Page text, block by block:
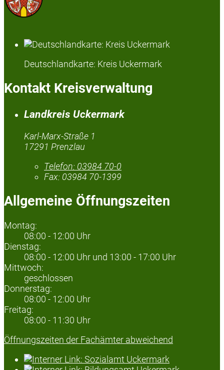
Deutschlandkarte: Kreis Uckermark
Kontakt Kreisverwaltung
Landkreis Uckermark
Karl-Marx-Straße 1
17291 Prenzlau
Telefon: 03984 70-0
Fax: 03984 70-1399
Allgemeine Öffnungszeiten
Montag:
08:00 - 12:00 Uhr
Dienstag:
08:00 - 12:00 Uhr und 13:00 - 17:00 Uhr
Mittwoch:
geschlossen
Donnerstag:
08:00 - 12:00 Uhr
Freitag:
08:00 - 11:30 Uhr
Öffnungszeiten der Fachämter abweichend